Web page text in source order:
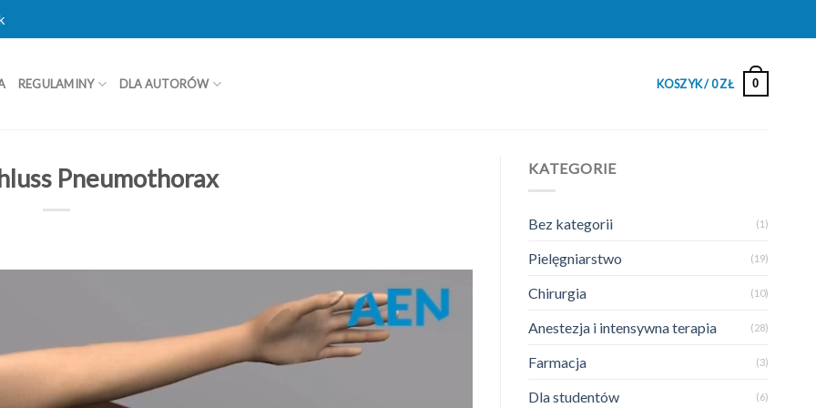
REGULAMINY DLA AUTORÓW KOSZYK /0ZŁ 0
Pneumothorax KATEGORIE
Bez kategorii (1)
Pielęgniarstwo (19)
Chirurgia (10)
Anestezja i intensywna terapia (28)
Farmacja (3)
Dla studentów (6)